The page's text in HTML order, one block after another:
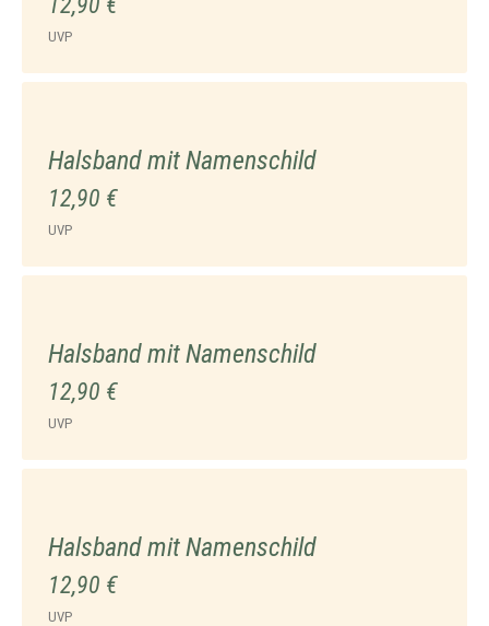
UVP
Halsband mit Namenschild
12,90 €
UVP
Halsband mit Namenschild
12,90 €
UVP
Halsband mit Namenschild
12,90 €
UVP